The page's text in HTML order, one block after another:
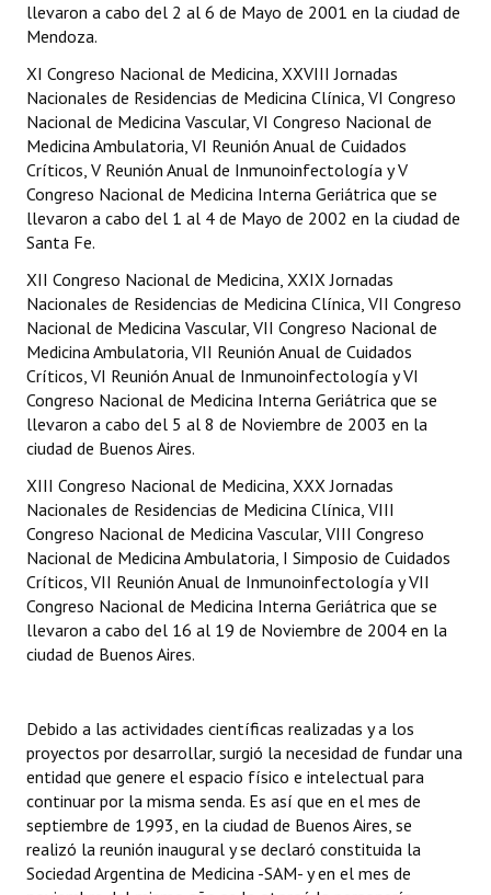
llevaron a cabo del 2 al 6 de Mayo de 2001 en la ciudad de
Mendoza.
XI Congreso Nacional de Medicina, XXVIII Jornadas
Nacionales de Residencias de Medicina Clínica, VI Congreso
Nacional de Medicina Vascular, VI Congreso Nacional de
Medicina Ambulatoria, VI Reunión Anual de Cuidados
Críticos, V Reunión Anual de Inmunoinfectología y V
Congreso Nacional de Medicina Interna Geriátrica que se
llevaron a cabo del 1 al 4 de Mayo de 2002 en la ciudad de
Santa Fe.
XII Congreso Nacional de Medicina, XXIX Jornadas
Nacionales de Residencias de Medicina Clínica, VII Congreso
Nacional de Medicina Vascular, VII Congreso Nacional de
Medicina Ambulatoria, VII Reunión Anual de Cuidados
Críticos, VI Reunión Anual de Inmunoinfectología y VI
Congreso Nacional de Medicina Interna Geriátrica que se
llevaron a cabo del 5 al 8 de Noviembre de 2003 en la
ciudad de Buenos Aires.
XIII Congreso Nacional de Medicina, XXX Jornadas
Nacionales de Residencias de Medicina Clínica, VIII
Congreso Nacional de Medicina Vascular, VIII Congreso
Nacional de Medicina Ambulatoria, I Simposio de Cuidados
Críticos, VII Reunión Anual de Inmunoinfectología y VII
Congreso Nacional de Medicina Interna Geriátrica que se
llevaron a cabo del 16 al 19 de Noviembre de 2004 en la
ciudad de Buenos Aires.
Debido a las actividades científicas realizadas y a los
proyectos por desarrollar, surgió la necesidad de fundar una
entidad que genere el espacio físico e intelectual para
continuar por la misma senda. Es así que en el mes de
septiembre de 1993, en la ciudad de Buenos Aires, se
realizó la reunión inaugural y se declaró constituida la
Sociedad Argentina de Medicina -SAM- y en el mes de